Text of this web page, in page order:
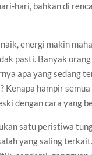
hari, bahkan di
energi makin
pasti. Banyak
apa yang sedang
Kenapa hampir
dengan cara yang
satu peristiwa
yang saling